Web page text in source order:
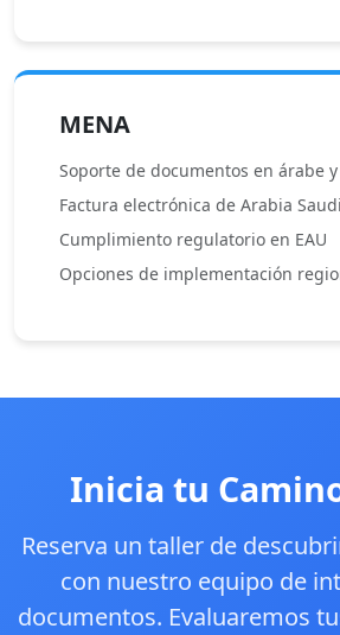
MENA
Soporte de documentos en árabe y
Factura electrónica de Arabia
Cumplimiento regulatorio en EAU
Opciones de implementación
Inicia tu
Reserva un taller de
con nuestro equipo de
documentos. Evaluaremos